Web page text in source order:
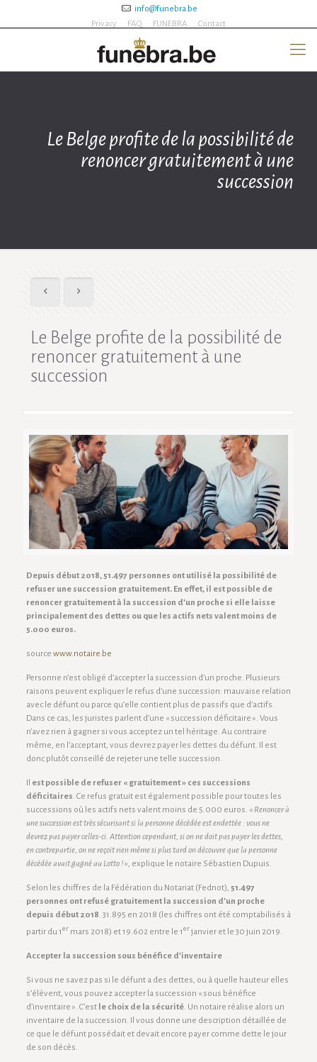
info@funebra.be
Privacy
FAQ FUNEBRA Contact
Le Belge profite de la possibilité de
renoncer gratuitement à une
succession
Le Belge profite de la possibilité de
renoncer gratuitement à une
succession
Depuis début 2018, 51.497 personnes ont utilisé la possibilité de
refuser une succession gratuitement. En effet, il est possible de
renoncer gratuitement à la succession d’un proche si elle laisse
principalement des dettes ou que les actifs nets valent moins de
5.000 euros.
source www.notaire.be
Personne n’est obligé d’accepter la succession d’un proche. Plusieurs
raisons peuvent expliquer le refus d’une succession: mauvaise relation
avec le défunt ou parce qu’elle contient plus de passifs que d’actifs.
Dans ce cas, les juristes parlent d’une « succession déficitaire ». Vous
n’avez rien à gagner si vous acceptez un tel héritage. Au contraire
même, en l’acceptant, vous devrez payer les dettes du défunt. Il est
donc plutôt conseillé de rejeter une telle succession.
Il est possible de refuser « gratuitement » ces successions
déficitaires. Ce refus gratuit est également possible pour toutes les
successions où les actifs nets valent moins de 5.000 euros. « Renoncer à
une succession est très sécurisant si la personne décédée est endettée : vous ne
devrez pas payer celles-ci. Attention cependant, si on ne doit pas payer les dettes,
en contrepartie, on ne reçoit rien même si plus tard on découvre que la personne
décédée avait gagné au Lotto ! », explique le notaire Sébastien Dupuis.
Selon les chiffres de la Fédération du Notariat (Fednot), 51.497
personnes ont refusé gratuitement la succession d’un proche
depuis début 2018. 31.895 en 2018 (les chiffres ont été comptabilisés à
partir du 1er mars 2018) et 19.602 entre le 1erjanvier et le 30 juin 2019.
Accepter la succession sous bénéfice d’inventaire
Si vous ne savez pas si le défunt a des dettes, ou à quelle hauteur elles
s’élèvent, vous pouvez accepter la succession « sous bénéfice
d’inventaire ». C’est le choix de la sécurité. Un notaire réalise alors un
inventaire de la succession. Il vous donne une description détaillée de
ce que le défunt possédait et devait encore payer comme dette le jour
de son décès.